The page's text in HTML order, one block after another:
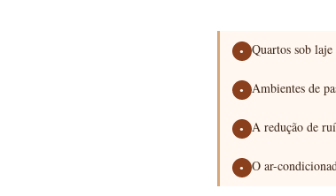
● Quartos sob
● Ambientes de
● A redução de
● O ar-